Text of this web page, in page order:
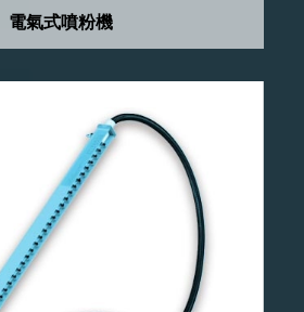
電氣式噴粉機